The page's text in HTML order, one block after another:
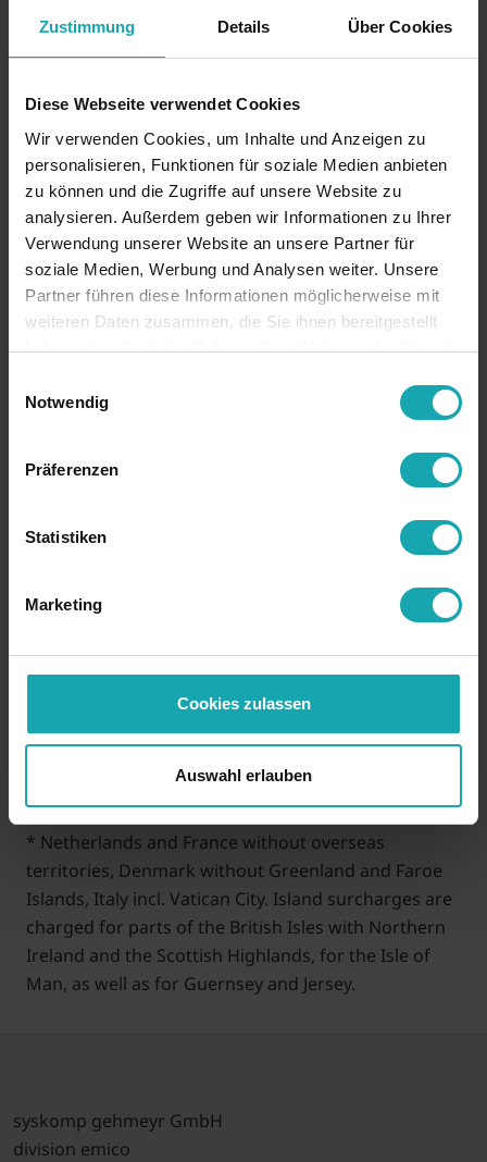
Zustimmung Details Über Cookies
Diese Webseite verwendet Cookies
Wir verwenden Cookies, um Inhalte und Anzeigen zu
personalisieren, Funktionen für soziale Medien anbieten
zu können und die Zugriffe auf unsere Website zu
analysieren. Außerdem geben wir Informationen zu Ihrer
Verwendung unserer Website an unsere Partner für
soziale Medien, Werbung und Analysen weiter. Unsere
Partner führen diese Informationen möglicherweise mit
weiteren Daten zusammen, die Sie ihnen bereitgestellt
haben oder die sie im Rahmen Ihrer Nutzung der Dienste
Notwendig
Präferenzen
Statistiken
Marketing
Cookies zulassen
Auswahl erlauben
Spain EUR 25.90
Sweden EUR 25.90
Finland EUR 25.90
Estonia EUR 25.90
Liechtenstein
Bulgaria
Romania EUR 25.90
EUR 25.90
EUR 32.50
* Netherlands and France without overseas
territories, Denmark without Greenland and Faroe
Islands, Italy incl. Vatican City. Island surcharges are
charged for parts of the British Isles with Northern
Ireland and the Scottish Highlands, for the Isle of
Man, as well as for Guernsey and Jersey.
syskomp gehmeyr GmbH
division emico